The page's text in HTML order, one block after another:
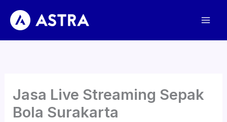
konten
Jasa Live Streaming Sepak
Bola Surakarta